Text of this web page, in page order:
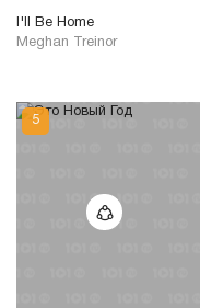
I'll Be Home
Meghan Treinor